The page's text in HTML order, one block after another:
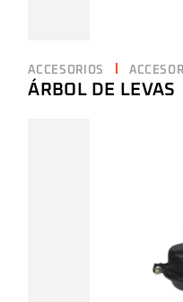
ACCESORIOS
ÁRBOL DE LEVAS